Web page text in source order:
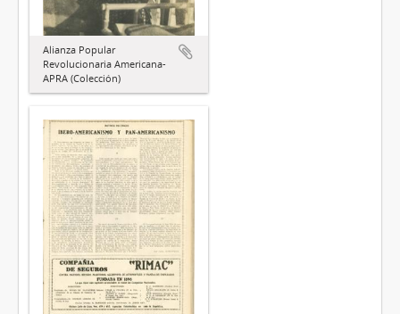
Alianza Popular
Revolucionaria Americana-
APRA (Colección)